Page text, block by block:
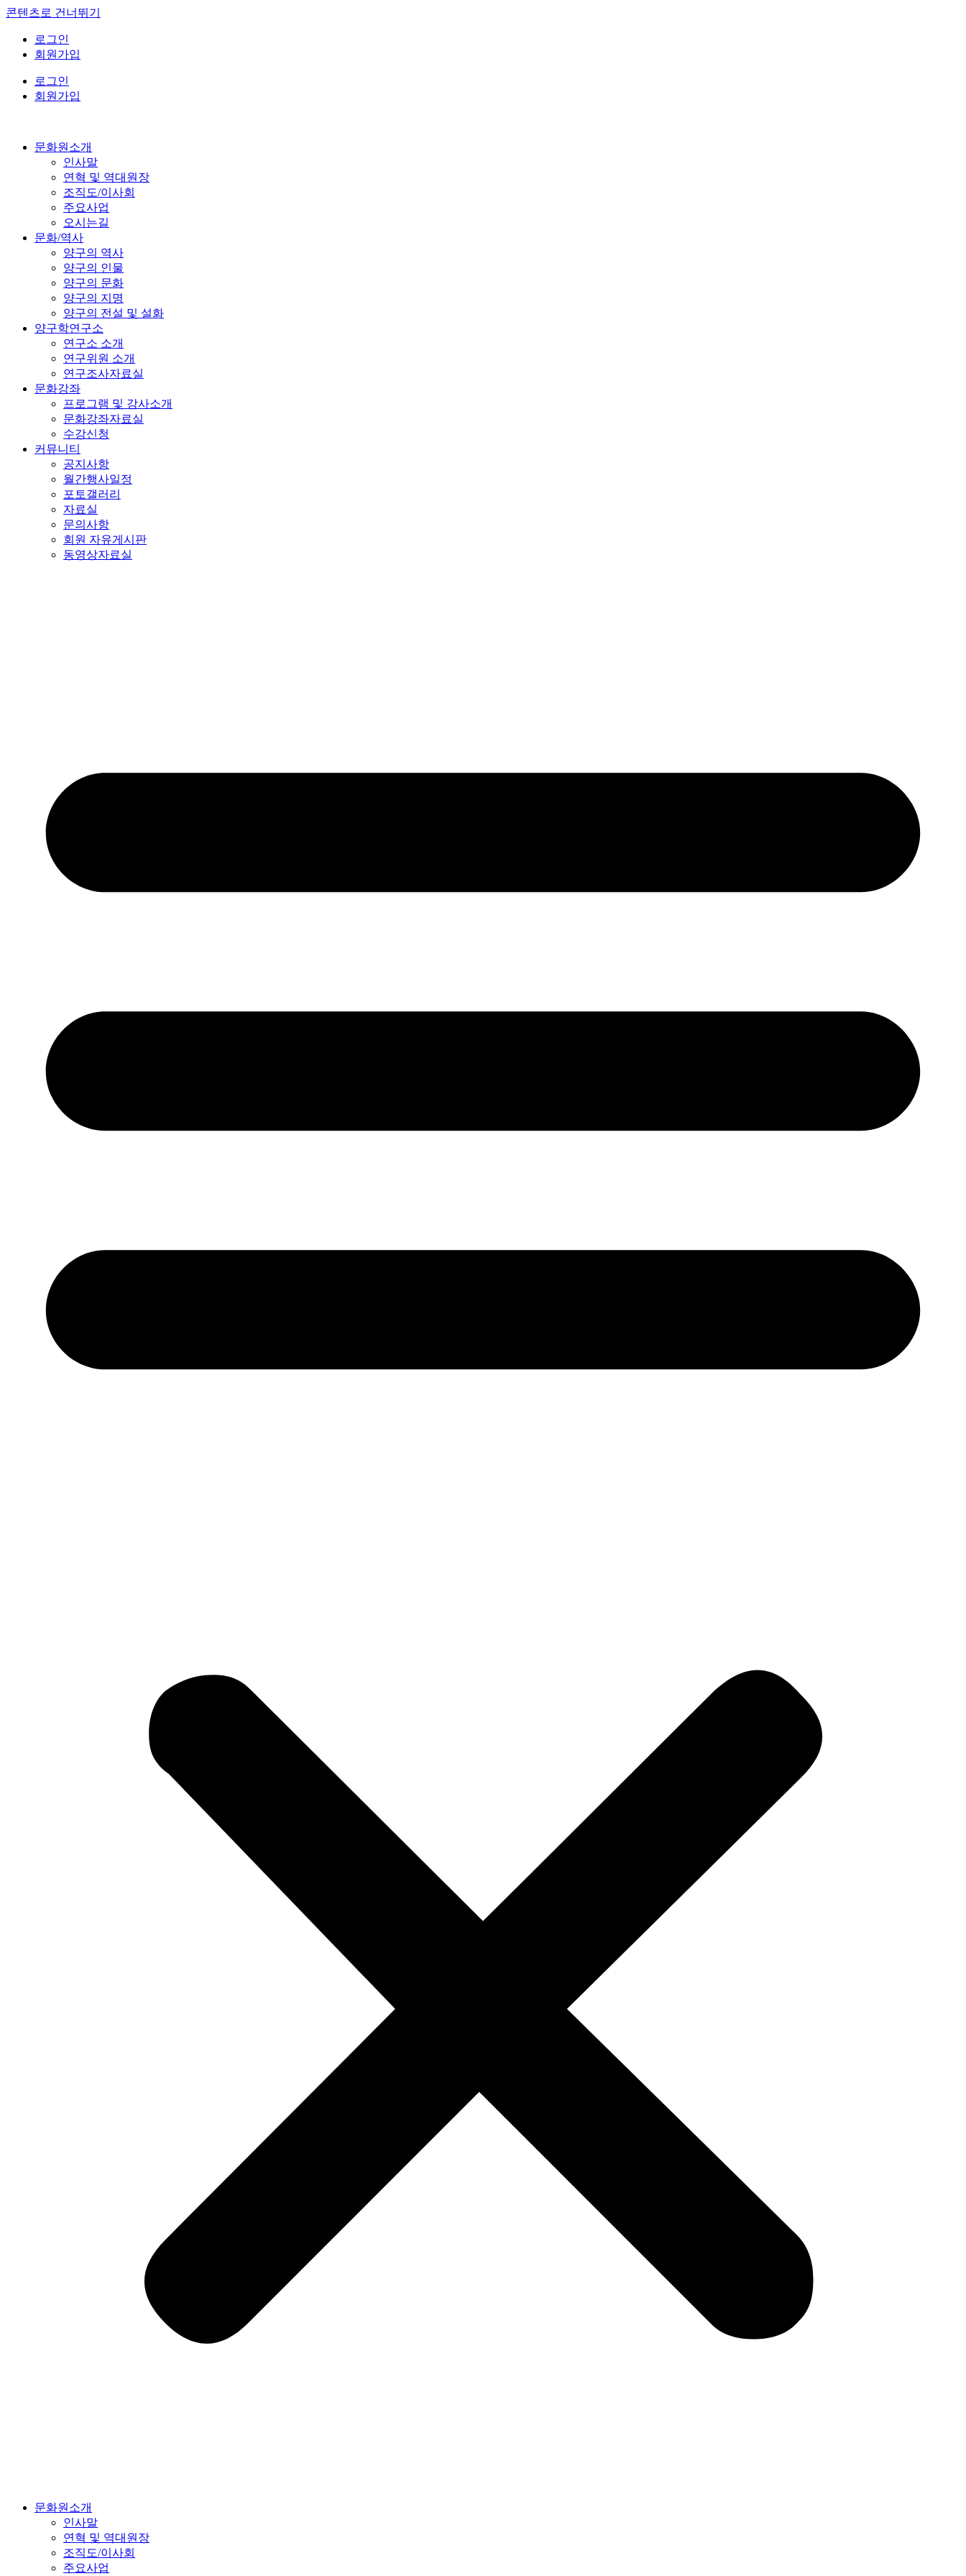
콘텐츠로 건너뛰기
로그인
회원가입
로그인
회원가입
문화원소개
인사말
연혁 및 역대원장
조직도/이사회
주요사업
오시는길
문화/역사
양구의 역사
양구의 인물
양구의 문화
양구의 지명
양구의 전설 및 설화
양구학연구소
연구소 소개
연구위원 소개
연구조사자료실
문화강좌
프로그램 및 강사소개
문화강좌자료실
수강신청
커뮤니티
공지사항
월간행사일정
포토갤러리
자료실
문의사항
회원 자유게시판
동영상자료실
문화원소개
인사말
연혁 및 역대원장
조직도/이사회
주요사업